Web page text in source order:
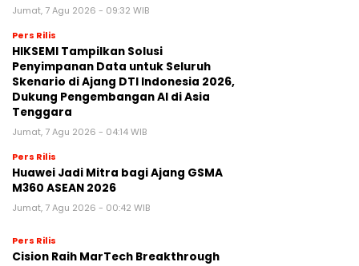
Jumat, 7 Agu 2026 - 09:32 WIB
Pers Rilis
HIKSEMI Tampilkan Solusi
Penyimpanan Data untuk Seluruh
Skenario di Ajang DTI Indonesia 2026,
Dukung Pengembangan AI di Asia
Tenggara
Jumat, 7 Agu 2026 - 04:14 WIB
Pers Rilis
Huawei Jadi Mitra bagi Ajang GSMA
M360 ASEAN 2026
Jumat, 7 Agu 2026 - 00:42 WIB
Pers Rilis
Cision Raih MarTech Breakthrough